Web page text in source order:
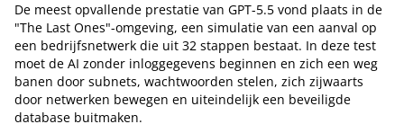
De meest opvallende prestatie van GPT-5.5 vond plaats in de
"The Last Ones"-omgeving, een simulatie van een aanval op
een bedrijfsnetwerk die uit 32 stappen bestaat. In deze test
moet de AI zonder inloggegevens beginnen en zich een weg
banen door subnets, wachtwoorden stelen, zich zijwaarts
door netwerken bewegen en uiteindelijk een beveiligde
database buitmaken.